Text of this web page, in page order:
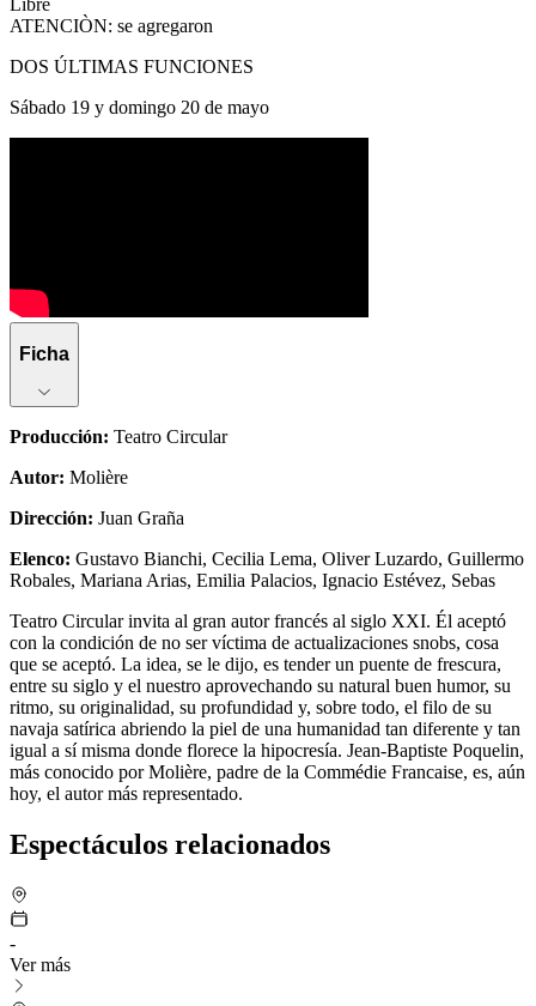
ATENCIÒN: se agregaron
DOS ÚLTIMAS FUNCIONES
Sábado 19 y domingo 20 de mayo
Ficha
Producción: Teatro Circular
Autor: Molière
Dirección: Juan Graña
Elenco: Gustavo Bianchi, Cecilia Lema, Oliver Luzardo, Guillermo
Robales, Mariana Arias, Emilia Palacios, Ignacio Estévez, Sebas
Teatro Circular invita al gran autor francés al siglo XXI. Él aceptó
con la condición de no ser víctima de actualizaciones snobs, cosa
que se aceptó. La idea, se le dijo, es tender un puente de frescura,
entre su siglo y el nuestro aprovechando su natural buen humor, su
ritmo, su originalidad, su profundidad y, sobre todo, el filo de su
navaja satírica abriendo la piel de una humanidad tan diferente y tan
igual a sí misma donde florece la hipocresía. Jean-Baptiste Poquelin,
más conocido por Molière, padre de la Commédie Francaise, es, aún
hoy, el autor más representado.
Espectáculos relacionados
-
Ver más